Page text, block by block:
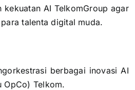
AI TelkomGroup agar
talenta digital muda.
berbagai inovasi AI
OpCo) Telkom.